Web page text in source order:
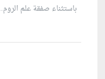
باستثناء صفقة علم